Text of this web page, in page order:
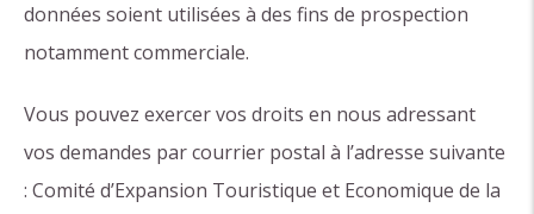
données soient utilisées à des fins de prospection
notamment commerciale.
Vous pouvez exercer vos droits en nous adressant
vos demandes par courrier postal à l’adresse suivante
: Comité d’Expansion Touristique et Economique de la